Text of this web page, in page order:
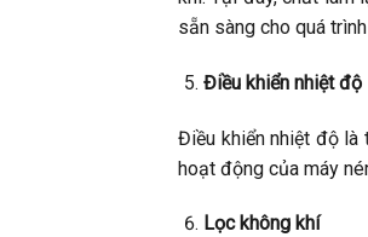
sẵn sàng cho quá
Điều khiển nhiệt độ
Điều khiển nhiệt độ là
hoạt động của máy
Lọc không khí